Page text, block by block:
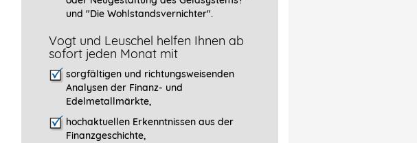
und "Die Wohlstandsvernichter".
Vogt und Leuschel helfen Ihnen ab
sofort jeden Monat mit
sorgfältigen und richtungsweisenden
Analysen der Finanz- und
Edelmetallmärkte,
hochaktuellen Erkenntnissen aus der
Finanzgeschichte,